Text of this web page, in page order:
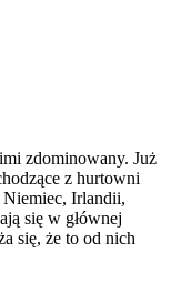
zdominowany. Już
z hurtowni
Niemiec, Irlandii,
się w głównej
się, że to od nich